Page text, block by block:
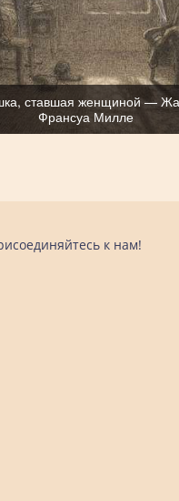
ставшая женщиной —
Франсуа Милле
к нам!